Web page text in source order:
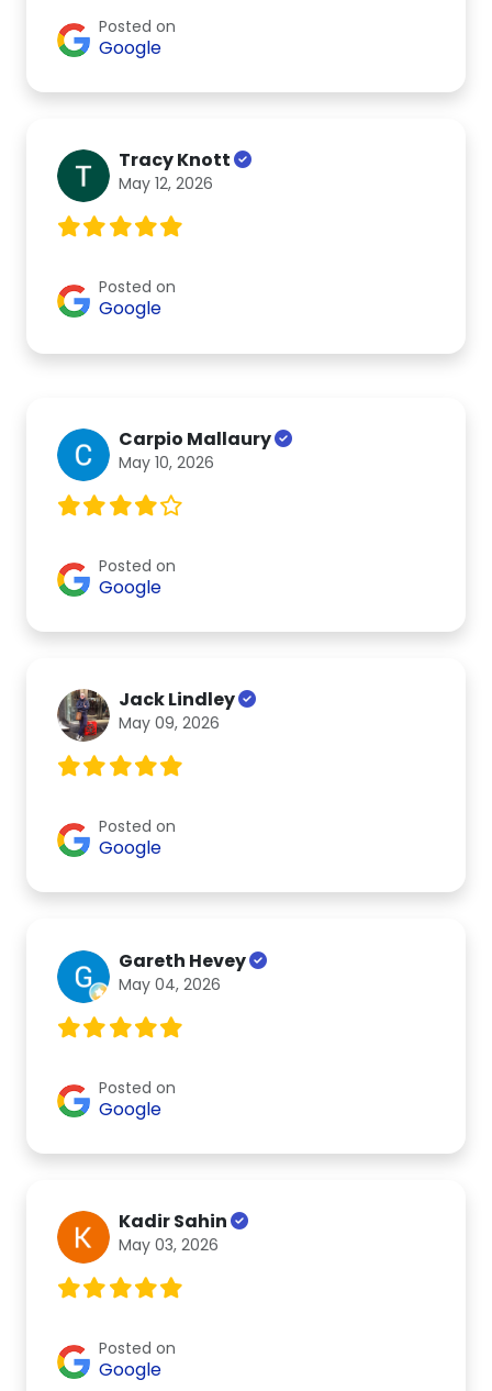
Posted on
Google
Tracy Knott
May 12, 2026
Posted on
Google
Carpio Mallaury
May 10, 2026
Posted on
Google
Jack Lindley
May 09, 2026
Posted on
Google
Gareth Hevey
May 04, 2026
Posted on
Google
Kadir Sahin
May 03, 2026
Posted on
Google